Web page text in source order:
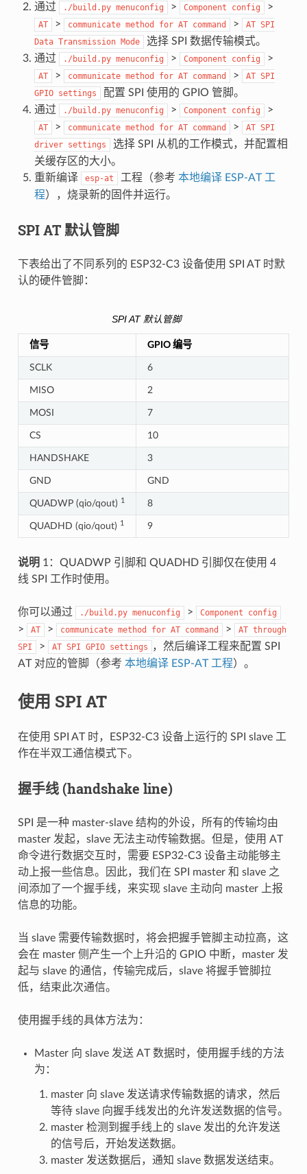
通过
./build.py menuconfig > Component config >
AT > communicate method for AT command > AT SPI
Data Transmission Mode
选择 SPI 数据传输模式。
通过
./build.py menuconfig > Component config >
AT > communicate method for AT command > AT SPI
GPIO settings
配置 SPI 使用的 GPIO 管脚。
通过
./build.py menuconfig > Component config >
AT > communicate method for AT command > AT SPI
driver settings
选择 SPI 从机的工作模式，并配置相
关缓存区的大小。
重新编译
esp-at 工程（参考 本地编译 ESP-AT 工
程），烧录新的固件并运行。
SPI AT 默认管脚
下表给出了不同系列的 ESP32-C3 设备使用 SPI AT 时默
认的硬件管脚：
SPI AT 默认管脚
信号 GPIO 编号
SCLK 6
MISO 2
MOSI 7
CS 10
HANDSHAKE 3
GND GND
QUADWP (qio/qout) 1 8
QUADHD (qio/qout) 1 9
说明 1：QUADWP 引脚和 QUADHD 引脚仅在使用 4
线 SPI 工作时使用。
你可以通过 ./build.py menuconfig > Component config
> AT > communicate method for AT command > AT through
SPI
> AT SPI GPIO settings
，然后编译工程来配置 SPI
AT 对应的管脚（参考 本地编译 ESP-AT 工程）。
使用 SPI AT
在使用 SPI AT 时，ESP32-C3 设备上运行的 SPI slave 工
作在半双工通信模式下。
握手线 (handshake line)
SPI 是一种 master-slave 结构的外设，所有的传输均由
master 发起，slave 无法主动传输数据。但是，使用 AT
命令进行数据交互时，需要 ESP32-C3 设备主动能够主
动上报一些信息。因此，我们在 SPI master 和 slave 之
间添加了一个握手线，来实现 slave 主动向 master 上报
信息的功能。
当 slave 需要传输数据时，将会把握手管脚主动拉高，这
会在 master 侧产生一个上升沿的 GPIO 中断，master 发
起与 slave 的通信，传输完成后，slave 将握手管脚拉
低，结束此次通信。
使用握手线的具体方法为：
Master 向 slave 发送 AT 数据时，使用握手线的方法
为：
master 向 slave 发送请求传输数据的请求，然后
等待 slave 向握手线发出的允许发送数据的信号。
master 检测到握手线上的 slave 发出的允许发送
的信号后，开始发送数据。
master 发送数据后，通知 slave 数据发送结束。